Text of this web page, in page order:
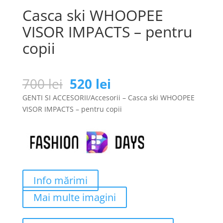
Casca ski WHOOPEE
VISOR IMPACTS – pentru
copii
700lei Prețul
inițial
a
fost:
700 lei.
520 lei
curent
este:
520 lei.
GENTI SI ACCESORII/Accesorii – Casca ski WHOOPEE
VISOR IMPACTS – pentru copii
Info mărimi
Mai multe imagini